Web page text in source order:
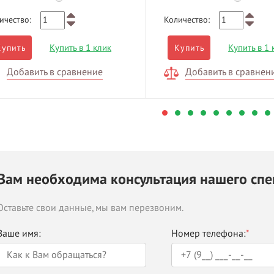
Купить в 1 клик
Добавить в сравнение
Количество:
Купить Купить в 1
Добавить в
необходима консультация нашего
свои данные, мы вам перезвоним.
имя: Номер телефона:*